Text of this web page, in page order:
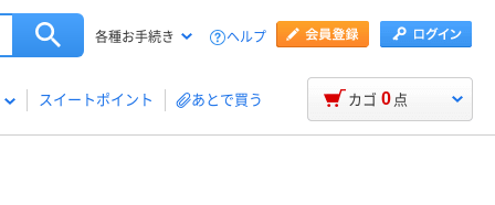
各種お手続き ヘルプ
スイートポイント あとで買う カゴ 0 点